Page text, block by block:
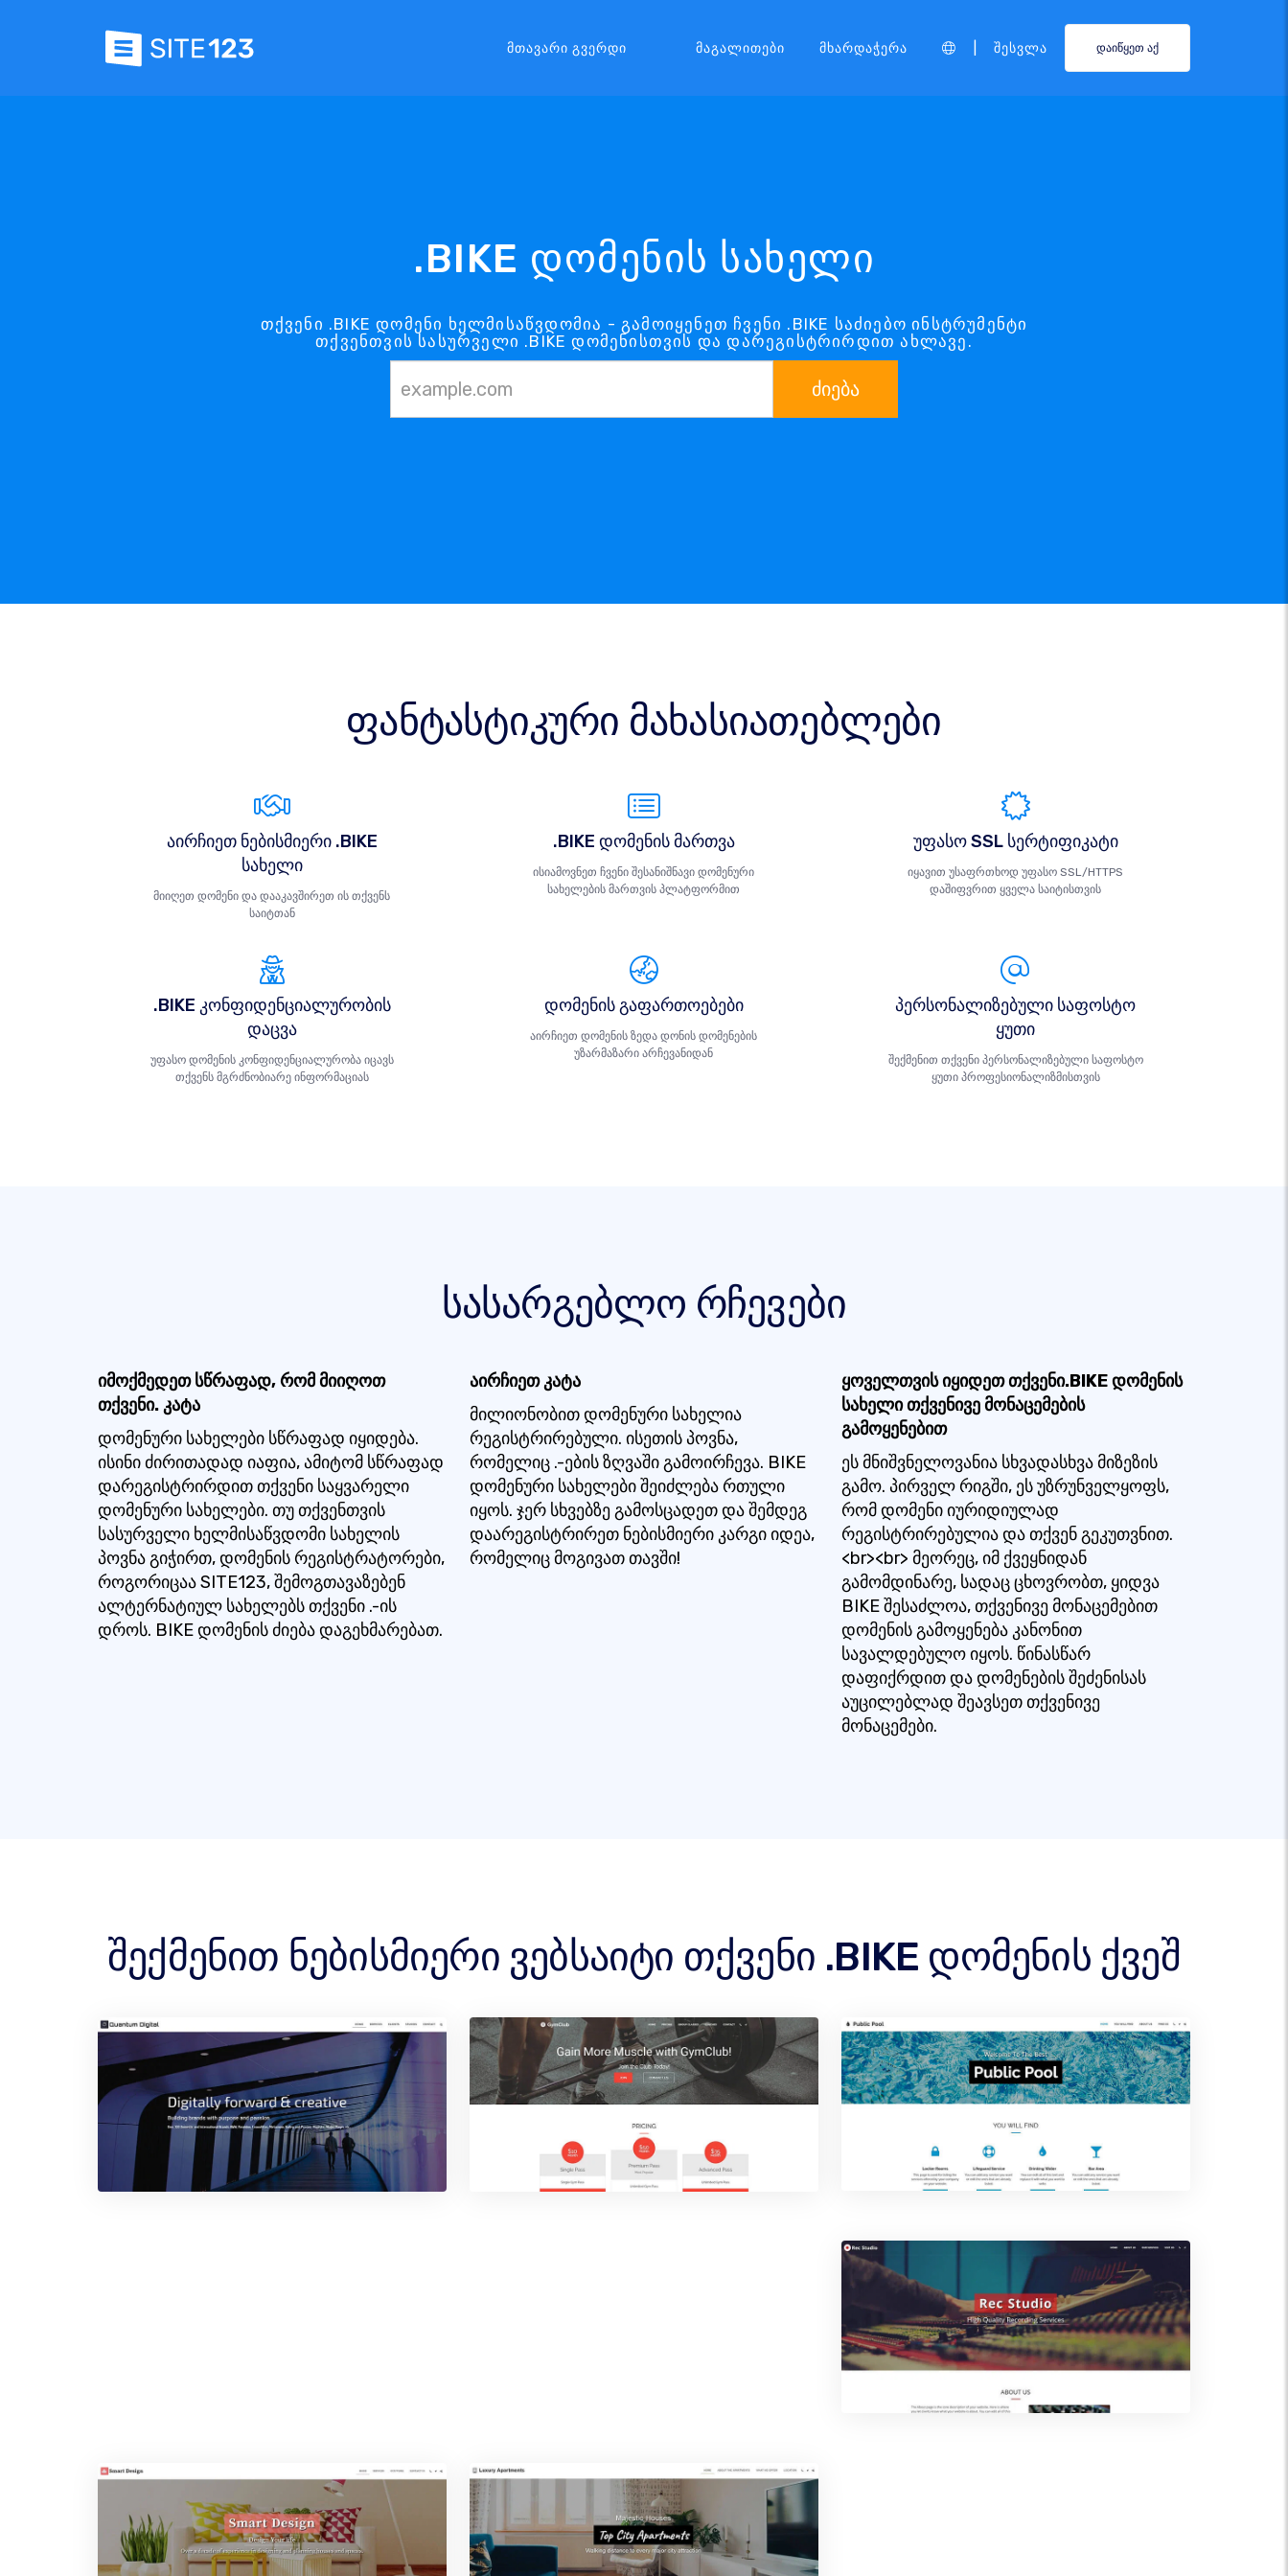
Მთავარი Გვერდი Მაგალითები Მხარდაჭერა Შესვლა დაიწყეთ აქ
.BIKE დომენის სახელი
თქვენი .BIKE დომენი ხელმისაწვდომია - გამოიყენეთ ჩვენი .BIKE საძიებო ინსტრუმენტი
თქვენთვის სასურველი .BIKE დომენისთვის და დარეგისტრირდით ახლავე.
ძიება
ფანტასტიკური მახასიათებლები
აირჩიეთ ნებისმიერი .BIKE
სახელი
მიიღეთ დომენი და დააკავშირეთ ის თქვენს
საიტთან
.BIKE დომენის მართვა
ისიამოვნეთ ჩვენი შესანიშნავი დომენური
სახელების მართვის პლატფორმით
უფასო SSL სერტიფიკატი
იყავით უსაფრთხოდ უფასო SSL/HTTPS
დაშიფვრით ყველა საიტისთვის
.BIKE კონფიდენციალურობის
დაცვა
უფასო დომენის კონფიდენციალურობა იცავს
თქვენს მგრძნობიარე ინფორმაციას
დომენის გაფართოებები
აირჩიეთ დომენის ზედა დონის დომენების
უზარმაზარი არჩევანიდან
პერსონალიზებული საფოსტო
ყუთი
შექმენით თქვენი პერსონალიზებული საფოსტო
ყუთი პროფესიონალიზმისთვის
სასარგებლო რჩევები
იმოქმედეთ სწრაფად, რომ მიიღოთ
თქვენი. კატა
დომენური სახელები სწრაფად იყიდება.
ისინი ძირითადად იაფია, ამიტომ სწრაფად
დარეგისტრირდით თქვენი საყვარელი
დომენური სახელები. თუ თქვენთვის
სასურველი ხელმისაწვდომი სახელის
პოვნა გიჭირთ, დომენის რეგისტრატორები,
როგორიცაა SITE123, შემოგთავაზებენ
ალტერნატიულ სახელებს თქვენი .-ის
დროს. BIKE დომენის ძიება დაგეხმარებათ.
აირჩიეთ კატა
მილიონობით დომენური სახელია
რეგისტრირებული. ისეთის პოვნა,
რომელიც .-ების ზღვაში გამოირჩევა. BIKE
დომენური სახელები შეიძლება რთული
იყოს. ჯერ სხვებზე გამოსცადეთ და შემდეგ
დაარეგისტრირეთ ნებისმიერი კარგი იდეა,
რომელიც მოგივათ თავში!
ყოველთვის იყიდეთ თქვენი.BIKE დომენის
სახელი თქვენივე მონაცემების
გამოყენებით
ეს მნიშვნელოვანია სხვადასხვა მიზეზის
გამო. პირველ რიგში, ეს უზრუნველყოფს,
რომ დომენი იურიდიულად
რეგისტრირებულია და თქვენ გეკუთვნით.
<br><br> მეორეც, იმ ქვეყნიდან
გამომდინარე, სადაც ცხოვრობთ, ყიდვა
BIKE შესაძლოა, თქვენივე მონაცემებით
დომენის გამოყენება კანონით
სავალდებულო იყოს. წინასწარ
დაფიქრდით და დომენების შეძენისას
აუცილებლად შეავსეთ თქვენივე
მონაცემები.
შექმენით ნებისმიერი ვებსაიტი თქვენი .BIKE დომენის ქვეშ